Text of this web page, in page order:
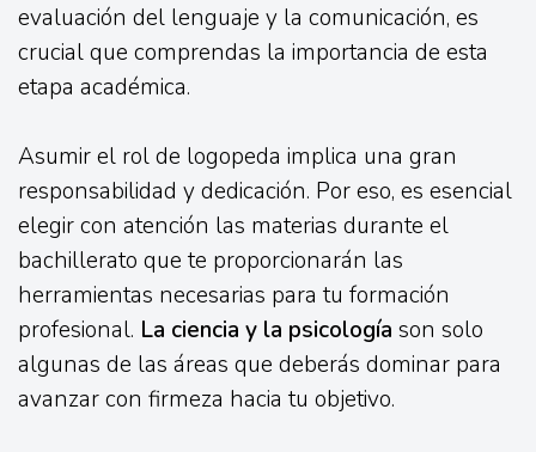
evaluación del lenguaje y la comunicación, es
crucial que comprendas la importancia de esta
etapa académica.
Asumir el rol de logopeda implica una gran
responsabilidad y dedicación. Por eso, es esencial
elegir con atención las materias durante el
bachillerato que te proporcionarán las
herramientas necesarias para tu formación
profesional. La ciencia y la psicología son solo
algunas de las áreas que deberás dominar para
avanzar con firmeza hacia tu objetivo.